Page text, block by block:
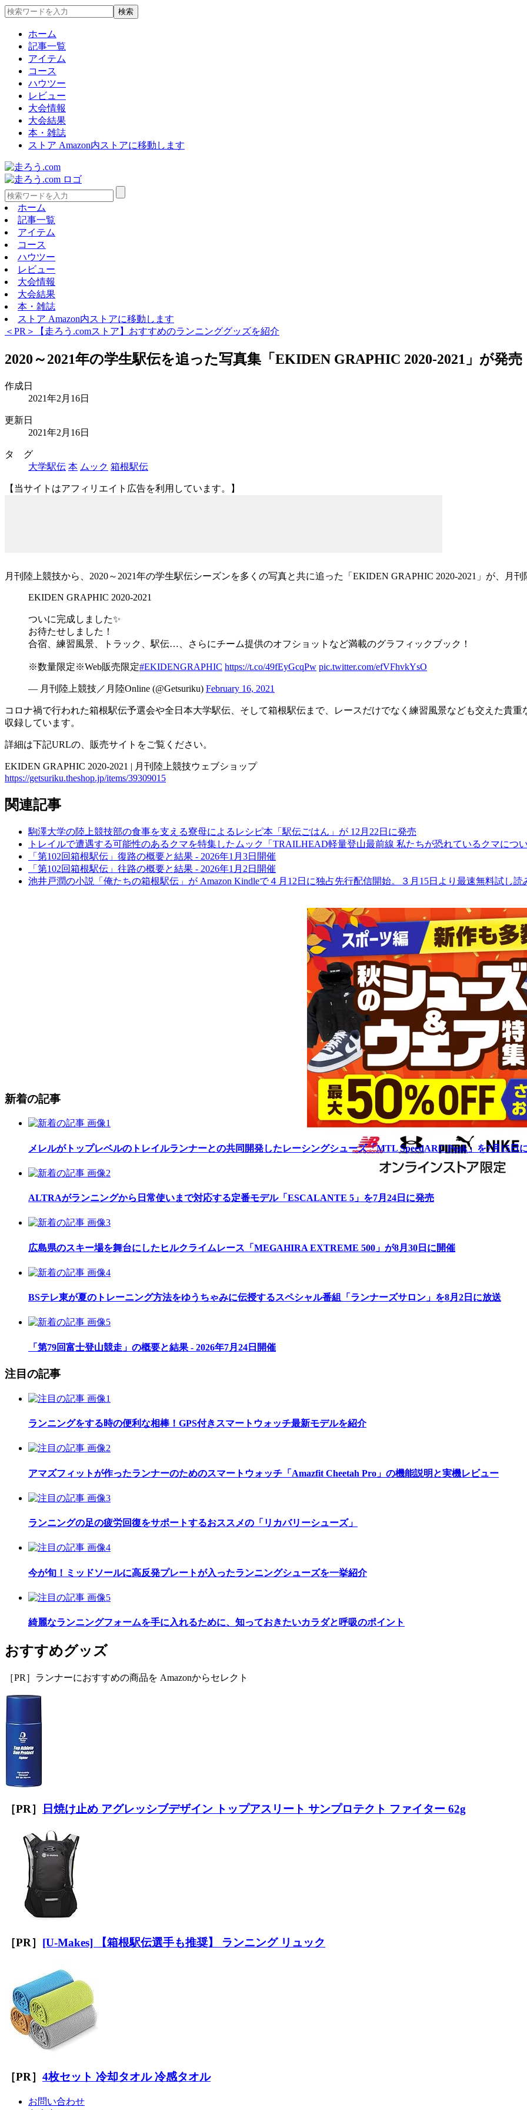
ホーム
記事一覧
アイテム
コース
ハウツー
レビュー
大会情報
大会結果
本・雑誌
ストア Amazon内ストアに移動します
ホーム
記事一覧
アイテム
コース
ハウツー
レビュー
大会情報
大会結果
本・雑誌
ストア Amazon内ストアに移動します
＜PR＞【走ろう.comストア】おすすめのランニンググッズを紹介
2020～2021年の学生駅伝を追った写真集「EKIDEN GRAPHIC 2020-2021」が発売
作成日
2021年2月16日
更新日
2021年2月16日
タ グ
大学駅伝 本 ムック 箱根駅伝
【当サイトはアフィリエイト広告を利用しています。】
月刊陸上競技から、2020～2021年の学生駅伝シーズンを多くの写真と共に追った「EKIDEN GRAPHIC 2020-2021」が、月
EKIDEN GRAPHIC 2020-2021
ついに完成しました✨
お待たせしました！
合宿、練習風景、トラック、駅伝…、さらにチーム提供のオフショットなど満載のグラフィックブック！
※数量限定※Web販売限定#EKIDENGRAPHIC https://t.co/49fEyGcqPw pic.twitter.com/efVFhvkYsO
— 月刊陸上競技／月陸Online (@Getsuriku) February 16, 2021
コロナ禍で行われた箱根駅伝予選会や全日本大学駅伝、そして箱根駅伝まで、レースだけでなく練習風景なども交えた貴
収録しています。
詳細は下記URLの、販売サイトをご覧ください。
EKIDEN GRAPHIC 2020-2021 | 月刊陸上競技ウェブショップ
https://getsuriku.theshop.jp/items/39309015
関連記事
駒澤大学の陸上競技部の食事を支える寮母によるレシピ本「駅伝ごはん」が 12月22日に発売
トレイルで遭遇する可能性のあるクマを特集したムック「TRAILHEAD軽量登山最前線 私たちが恐れているクマにつ
「第102回箱根駅伝」復路の概要と結果 - 2026年1月3日開催
「第102回箱根駅伝」往路の概要と結果 - 2026年1月2日開催
池井戸潤の小説「俺たちの箱根駅伝」が Amazon Kindleで４月12日に独占先行配信開始。３月15日より最速無料試し読
新着の記事
メレルがトップレベルのトレイルランナーとの共同開発したレーシングシューズ「MTL SpeedARC Peak」を7月15日
ALTRAがランニングから日常使いまで対応する定番モデル「ESCALANTE 5」を7月24日に発売
広島県のスキー場を舞台にしたヒルクライムレース「MEGAHIRA EXTREME 500」が8月30日に開催
BSテレ東が夏のトレーニング方法をゆうちゃみに伝授するスペシャル番組「ランナーズサロン」を8月2日に放送
「第79回富士登山競走」の概要と結果 - 2026年7月24日開催
注目の記事
ランニングをする時の便利な相棒！GPS付きスマートウォッチ最新モデルを紹介
アマズフィットが作ったランナーのためのスマートウォッチ「Amazfit Cheetah Pro」の機能説明と実機レビュー
ランニングの足の疲労回復をサポートするおススメの「リカバリーシューズ」
今が旬！ミッドソールに高反発プレートが入ったランニングシューズを一挙紹介
綺麗なランニングフォームを手に入れるために、知っておきたいカラダと呼吸のポイント
おすすめグッズ
［PR］ランナーにおすすめの商品を Amazonからセレクト
［PR］ 日焼け止め アグレッシブデザイン トップアスリート サンプロテクト ファイター 62g
［PR］ [U-Makes] 【箱根駅伝選手も推奨】 ランニング リュック
［PR］ 4枚セット 冷却タオル 冷感タオル
お問い合わせ